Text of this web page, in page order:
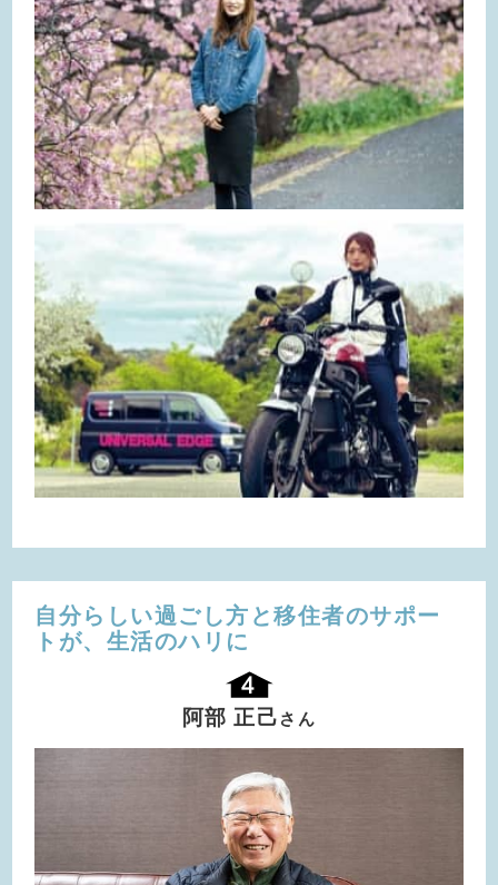
自分らしい過ごし方と移住者のサポー
トが、生活のハリに
阿部 正己 さん